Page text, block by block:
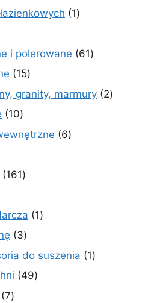
produkt
11
i polerowane 6161
1515
produktów
granity, marmury 22
1010
produktów
66
161161
11
33
produkty
do suszenia 11
4949
77